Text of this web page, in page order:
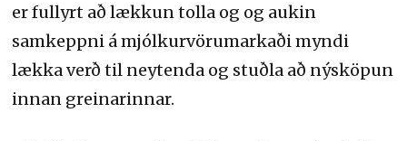
er fullyrt að lækkun tolla og og aukin
samkeppni á mjólkurvörumarkaði myndi
lækka verð til neytenda og stuðla að nýsköpun
innan greinarinnar.